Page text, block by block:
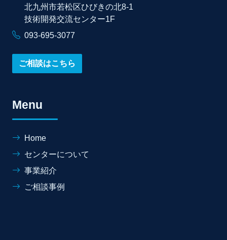
北九州市若松区ひびきの北8-1
技術開発交流センター1F
093-695-3077
ご相談はこちら
Menu
Home
センターについて
事業紹介
ご相談事例